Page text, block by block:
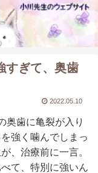
ぎて、奥歯
2022.05.10
奥歯に亀裂が入り
強く噛んでしまっ
、治療前に一言。
て、特別に強いん